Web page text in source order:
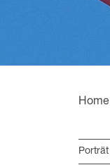
Home
Porträt